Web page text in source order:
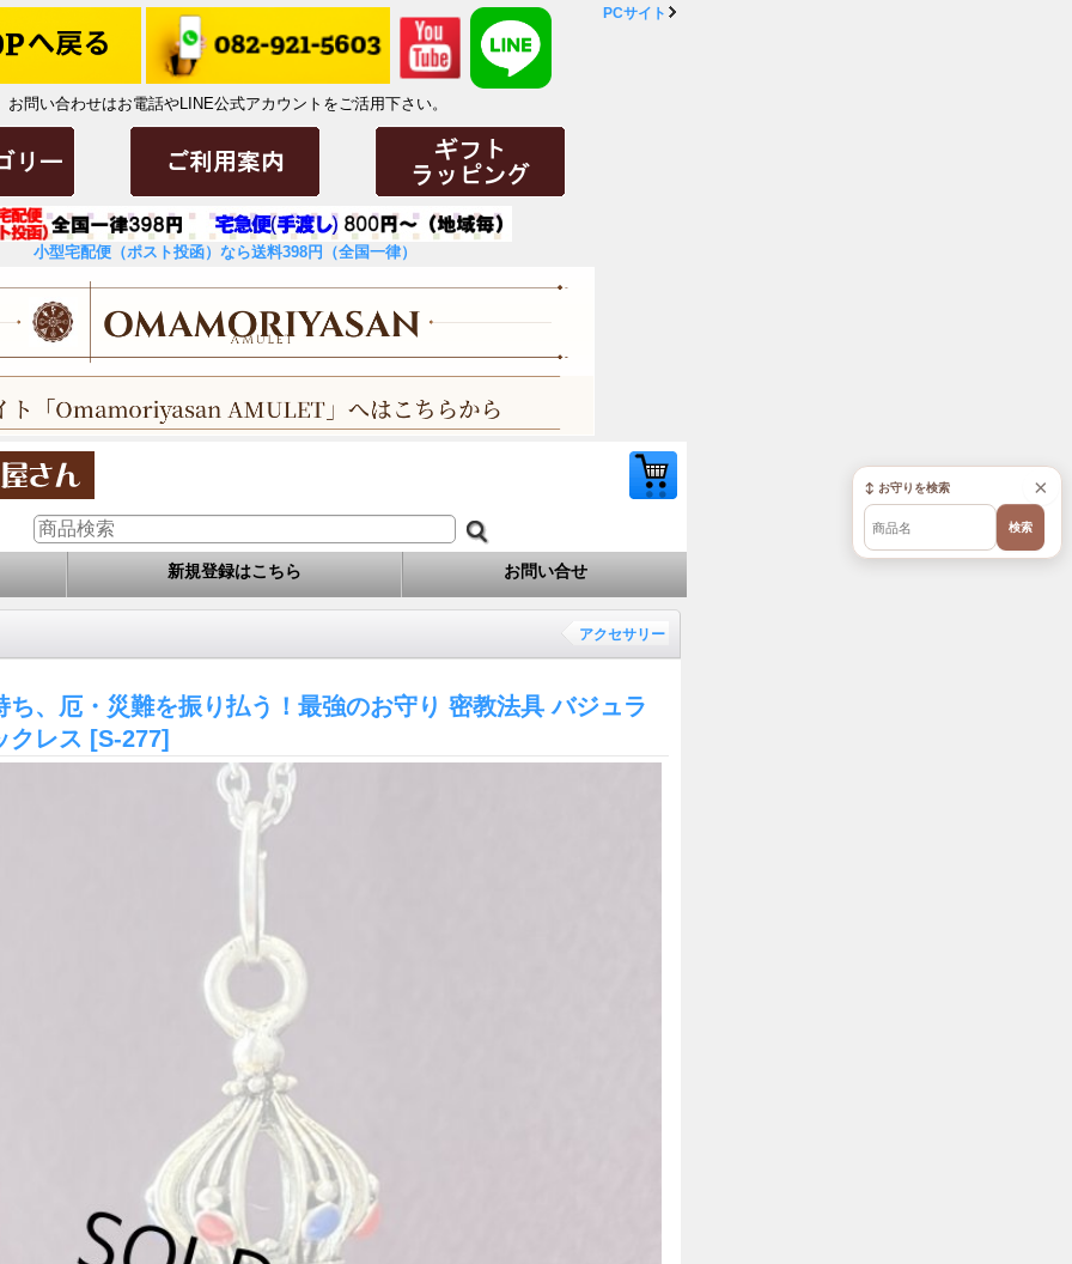
お問い合わせはお電話やLINE公式アカウントをご活用下さい。
小型宅配便（ポスト投函）なら送料398円（全国一律）
PCサイト
新規登録はこちら お問い合せ
アクセサリー
ち、厄・災難を振り払う！最強のお守り 密教法具 バジュラ
クレス [S-277]
×
↕ お守りを検索
検索